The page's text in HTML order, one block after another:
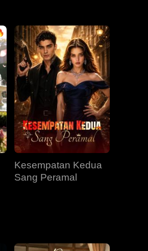
EP 34 EP 35 EP 36
EP 37 EP 39
EP 40Kesempatan Kedua
Sang Peramal